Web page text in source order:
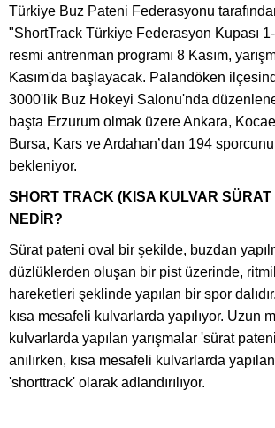
Türkiye Buz Pateni Federasyonu
"ShortTrack Türkiye Federasyon Kupası 1-
resmi antrenman programı 8 Kasım,
Kasım'da başlayacak. Palandöken
3000'lik Buz Hokeyi Salonu'nda
başta Erzurum olmak üzere Ankara,
Bursa, Kars ve Ardahan’dan 194
bekleniyor.
SHORT TRACK (KISA KULVAR SÜRAT
NEDİR?
Sürat pateni oval bir şekilde, buzdan
düzlüklerden oluşan bir pist üzerinde,
hareketleri şeklinde yapılan bir spor
kısa mesafeli kulvarlarda yapılıyor. Uzun
kulvarlarda yapılan yarışmalar 'sürat
anılırken, kısa mesafeli kulvarlarda
'shorttrack' olarak adlandırılıyor.